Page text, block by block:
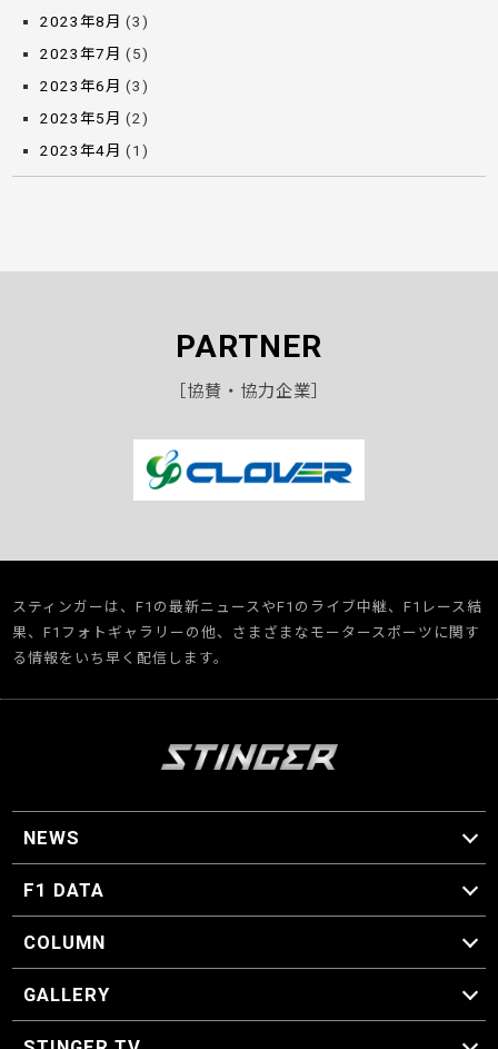
2023年8月 (3)
2023年7月 (5)
2023年6月 (3)
2023年5月 (2)
2023年4月 (1)
PARTNER
［協賛・協力企業］
スティンガーは、F1の最新ニュースやF1のライブ中継、F1レース結
果、F1フォトギャラリーの他、さまざまなモータースポーツに関す
る情報をいち早く配信します。
NEWS
F1 ニュース
F1 DATA
F1 日程
F1 データ
COLUMN
マイ・ワンダフル・サーキット
スクーデリア・一方通行
F1に燃え、ゴルフに泣く日々。
スティングくんの部屋
GALLERY
GALLERY